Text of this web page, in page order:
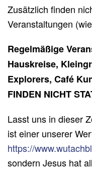
Zusätzlich finden
Veranstaltungen
Regelmäßige
Hauskreise,
Explorers, Café
FINDEN NICHT
Lasst uns in dieser
ist einer unserer
https://
sondern Jesus hat